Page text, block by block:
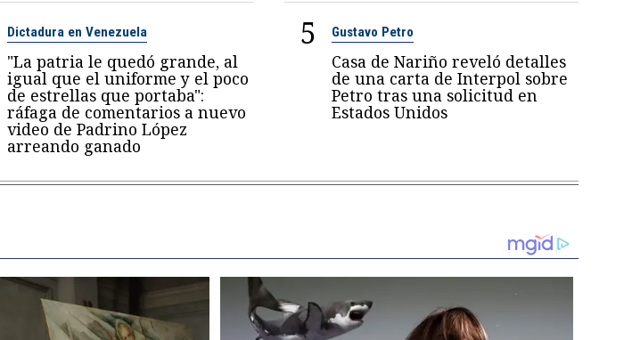
Dictadura en Venezuela
"La patria le quedó grande, al
igual que el uniforme y el poco
de estrellas que portaba":
ráfaga de comentarios a nuevo
video de Padrino López
arreando ganado
5 Gustavo Petro
Casa de Nariño reveló detalles
de una carta de Interpol sobre
Petro tras una solicitud en
Estados Unidos